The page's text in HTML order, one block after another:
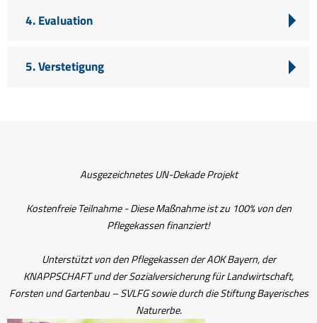
4. Evaluation
5. Verstetigung
Ausgezeichnetes UN-Dekade Projekt
Kostenfreie Teilnahme - Diese Maßnahme ist zu 100% von den
Pflegekassen finanziert!
Unterstützt von den Pflegekassen der AOK Bayern, der
KNAPPSCHAFT und der Sozialversicherung für Landwirtschaft,
Forsten und Gartenbau – SVLFG sowie durch die Stiftung Bayerisches
Naturerbe.